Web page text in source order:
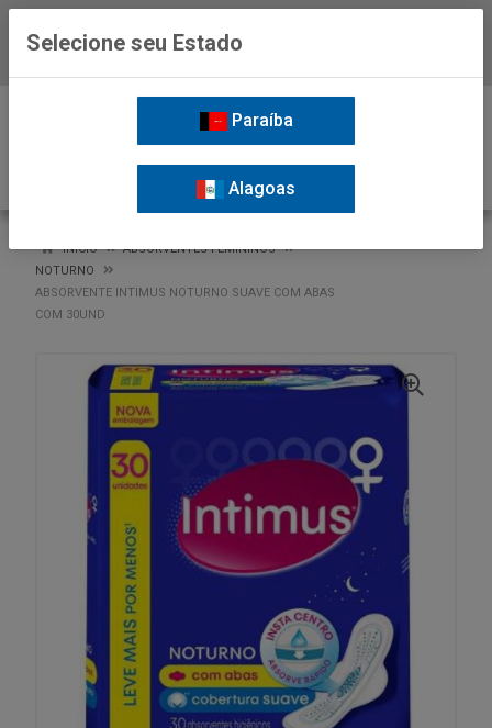
INÍCIO
ABSORVENTES FEMININOS
NOTURNO
ABSORVENTE INTIMUS NOTURNO SUAVE COM ABAS
COM 30UND
Selecione seu Estado
Paraíba
Alagoas